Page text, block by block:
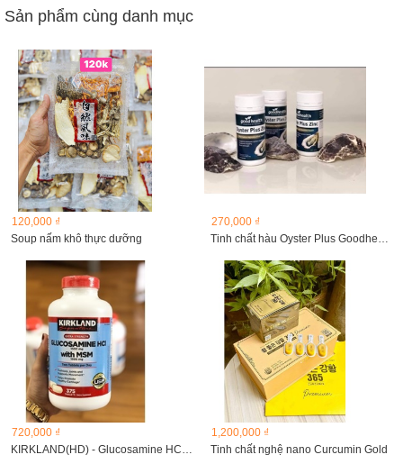
Sản phẩm cùng danh mục
120,000 ₫
Soup nấm khô thực dưỡng
270,000 ₫
Tinh chất hàu Oyster Plus Goodhealth Tăng Sinh Lý Nam...
720,000 ₫
KIRKLAND(HD) - Glucosamine HCL With MSM 1500mg
1,200,000 ₫
Tinh chất nghệ nano Curcumin Gold